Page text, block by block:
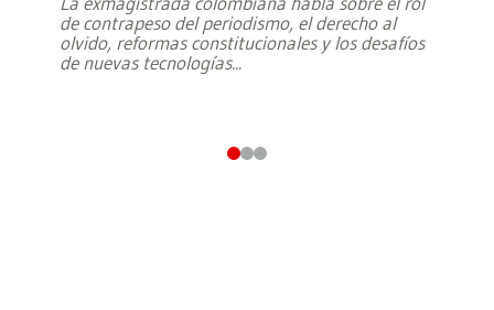
de contrapeso del periodismo, el derecho al
olvido, reformas constitucionales y los desafíos
de nuevas tecnologías...